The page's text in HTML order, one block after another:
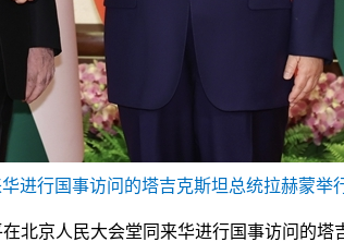
进行国事访问的塔吉克斯坦总统拉赫蒙举
北京人民大会堂同来华进行国事访问的塔